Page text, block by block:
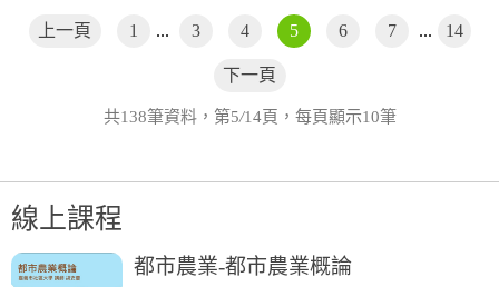
上一頁 1 ... 3 4 5 6 7 ... 14
下一頁
共138筆資料，第5/14頁，每頁顯示10筆
線上課程
都市農業-都市農業概論